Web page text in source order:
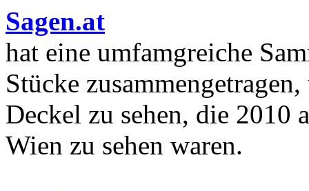
Sagen.at
hat eine umfamgreiche
Stücke
Deckel zu sehen, die 2010
Wien zu sehen waren.